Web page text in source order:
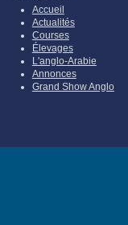
Accueil
Actualités
Courses
Élevages
L'anglo-Arabie
Annonces
Grand Show Anglo